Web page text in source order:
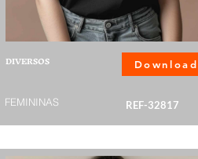
DIVERSOS Download
FEMININAS REF-32817